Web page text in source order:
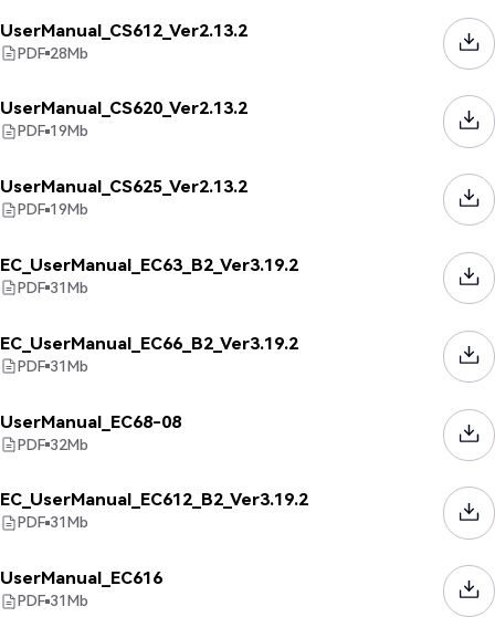
UserManual_CS612_Ver2.13.2
PDF 28Mb
UserManual_CS620_Ver2.13.2
PDF 19Mb
UserManual_CS625_Ver2.13.2
PDF 19Mb
EC_UserManual_EC63_B2_Ver3.19.2
PDF 31Mb
EC_UserManual_EC66_B2_Ver3.19.2
PDF 31Mb
UserManual_EC68-08
PDF 32Mb
EC_UserManual_EC612_B2_Ver3.19.2
PDF 31Mb
UserManual_EC616
PDF 31Mb